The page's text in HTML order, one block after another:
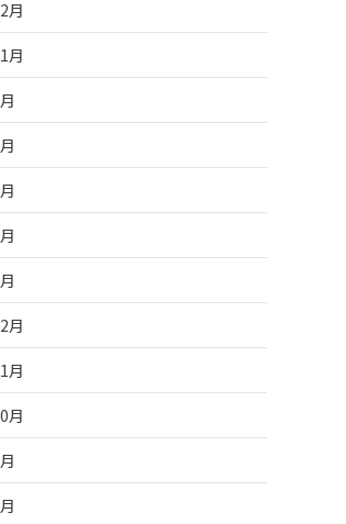
月
月
月
月
月